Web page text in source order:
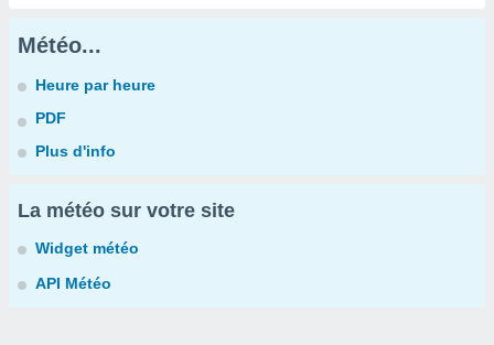
Météo...
Heure par heure
PDF
Plus d'info
La météo sur votre site
Widget météo
API Météo